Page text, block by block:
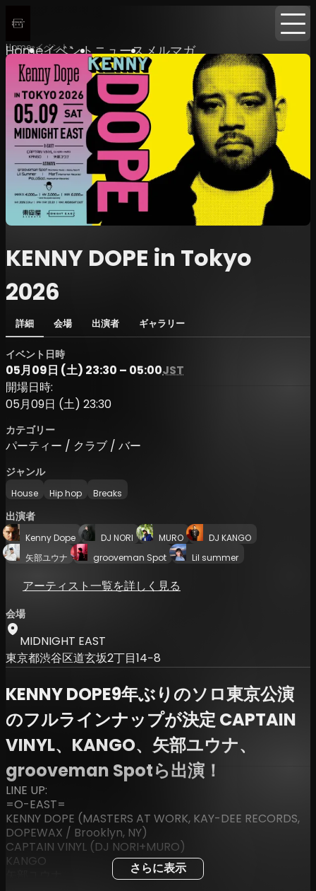
Homeイベントニュースメルマガ
Home イベント
KENNY DOPE in Tokyo
2026
詳細 会場 出演者 ギャラリー
イベント日時
05月09日 (土) 23:30 – 05:00JST
開場日時:
05月09日 (土) 23:30
カテゴリー
パーティー / クラブ / バー
ジャンル
House Hip hop Breaks
出演者
Kenny Dope DJ NORI MURO
DJ KANGO
矢部ユウナ
grooveman Spot Lil summer
アーティスト一覧を詳しく見る
会場
MIDNIGHT EAST
東京都渋谷区道玄坂2丁目14−8
KENNY DOPE9年ぶりのソロ東京公演
のフルラインナップが決定 CAPTAIN
VINYL、KANGO、矢部ユウナ、
grooveman Spotら出演！
LINE UP:
=O-EAST=
KENNY DOPE (MASTERS AT WORK, KAY-DEE RECORDS,
DOPEWAX / Brooklyn, NY)
CAPTAIN VINYL (DJ NORI+MURO)
KANGO
さらに表示